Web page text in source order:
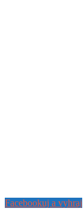
Facebookuj a vyhraj